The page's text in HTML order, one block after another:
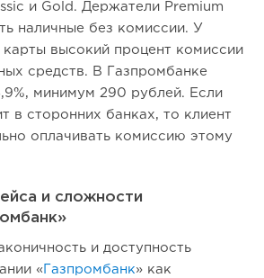
и Gold. Держатели Premium
наличные без комиссии. У
высокий процент комиссии
средств. В Газпромбанке
минимум 290 рублей. Если
в сторонних банках, то клиент
оплачивать комиссию этому
и сложности
и доступность
« Газпромбанк» как